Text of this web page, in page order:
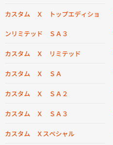
カスタム Ｘ トップエディショ
ンリミテッド ＳＡ３
カスタム Ｘ リミテッド
カスタム Ｘ ＳＡ
カスタム Ｘ ＳＡ２
カスタム Ｘ ＳＡ３
カスタム Ｘスペシャル